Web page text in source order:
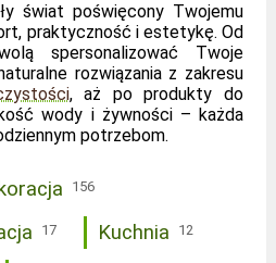
świat poświęcony Twojemu
praktyczność i estetykę. Od
spersonalizować Twoje
rozwiązania z zakresu
, aż po produkty do
wody i żywności – każda
potrzebom.
156
17 Kuchnia 12